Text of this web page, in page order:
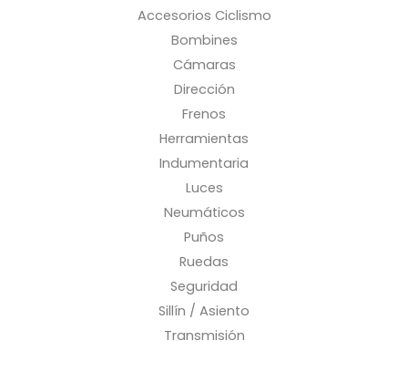
Accesorios Ciclismo
Bombines
Cámaras
Dirección
Frenos
Herramientas
Indumentaria
Luces
Neumáticos
Puños
Ruedas
Seguridad
Sillín / Asiento
Transmisión